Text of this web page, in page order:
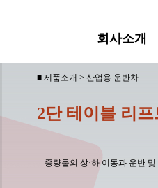
회사소개
■ 제품소개 > 산업용 운반차
2단 테이블 리프
- 중량물의 상·하 이동과 운반